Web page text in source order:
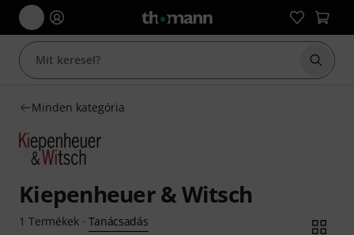
Minden kategória
Kiepenheuer & Witsch
1 Termékek· Tanácsadás